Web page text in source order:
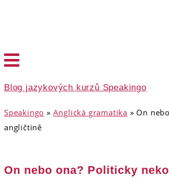
Blog jazykových kurzů Speakingo
Speakingo » Anglická gramatika » On
angličtině
On nebo ona? Politicky